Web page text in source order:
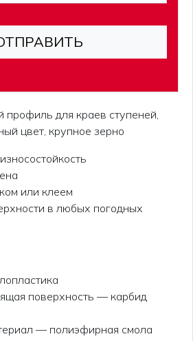
профиль для краев ступеней,
цвет, крупное зерно
или клеем
в любых погодных
поверхность — карбид
— полиэфирная смола